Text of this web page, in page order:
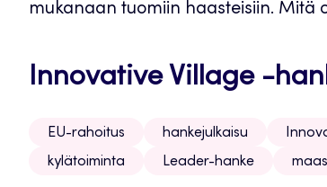
mukanaan tuomiin haasteisiin. Mitä
Innovative Village -
EU-rahoitus hankejulkaisu
kylätoiminta
Leader-hanke